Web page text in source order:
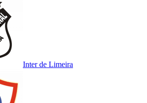
Inter de Limeira